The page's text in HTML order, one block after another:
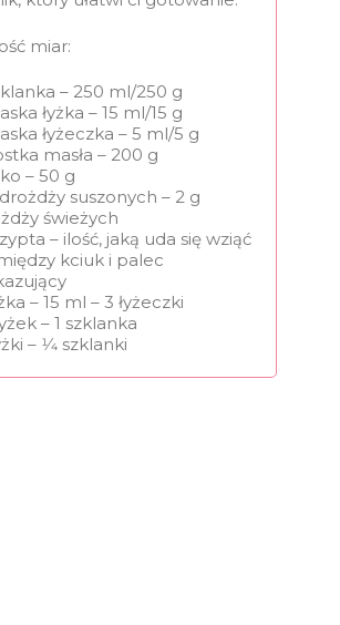
miar:
– 250 ml/250 g
łyżka – 15 ml/15 g
łyżeczka – 5 ml/5 g
masła – 200 g
– 50 g
suszonych – 2 g
świeżych
– ilość, jaką uda się wziąć
kciuk i palec
– 15 ml – 3 łyżeczki
– 1 szklanka
– 1⁄4 szklanki